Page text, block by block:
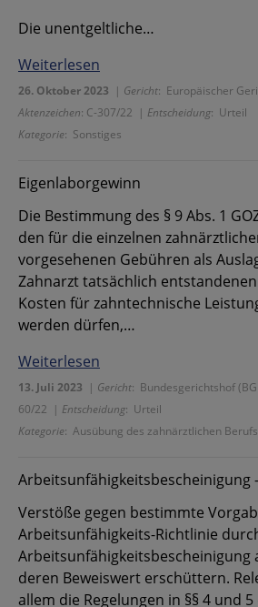
Die unentgeltliche…
Weiterlesen
26. Oktober 2023 | Gericht: Europäischer
Aktenzeichen: C-307/22 | Entscheidung: Urteil
Kategorie: Sonstiges
Eigenlaborgewinn
Die Bestimmung des § 9 Abs. 1
den für die einzelnen
vorgesehenen Gebühren als
Zahnarzt tatsächlich
Kosten für zahntechnische
werden dürfen,…
Weiterlesen
13. Juli 2023 | Gericht: Bundesgerichtshof
60/22 | Entscheidung: Urteil
Kategorie: Ausübung des zahnärztlichen
Arbeitsunfähigkeitsbescheinigung
Verstöße gegen bestimmte
Arbeitsunfähigkeits-Richtlinie
Arbeitsunfähigkeitsbescheinigung
deren Beweiswert erschüttern.
allem die Regelungen in §§ 4 und